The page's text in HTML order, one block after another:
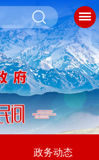
政务动态